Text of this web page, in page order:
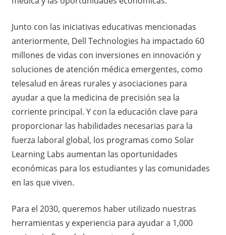
Junto con las iniciativas educativas mencionadas
anteriormente, Dell Technologies ha impactado 60
millones de vidas con inversiones en innovación y
soluciones de atención médica emergentes, como
telesalud en áreas rurales y asociaciones para
ayudar a que la medicina de precisión sea la
corriente principal. Y con la educación clave para
proporcionar las habilidades necesarias para la
fuerza laboral global, los programas como Solar
Learning Labs aumentan las oportunidades
económicas para los estudiantes y las comunidades
en las que viven.
Para el 2030, queremos haber utilizado nuestras
herramientas y experiencia para ayudar a 1,000